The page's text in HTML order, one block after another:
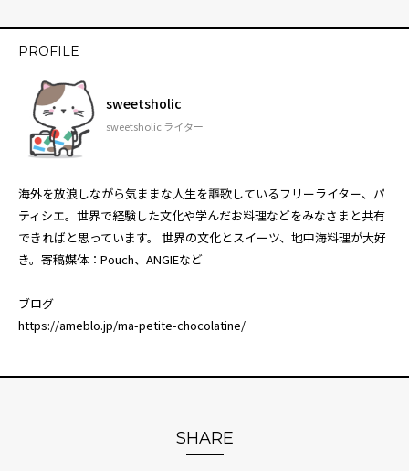
PROFILE
sweetsholic
sweetsholic ライター
海外を放浪しながら気ままな人生を謳歌しているフリーライター、パ
ティシエ。世界で経験した文化や学んだお料理などをみなさまと共有
できればと思っています。 世界の文化とスイーツ、地中海料理が大好
き。寄稿媒体：Pouch、ANGIEなど
ブログ
https://ameblo.jp/ma-petite-chocolatine/
SHARE